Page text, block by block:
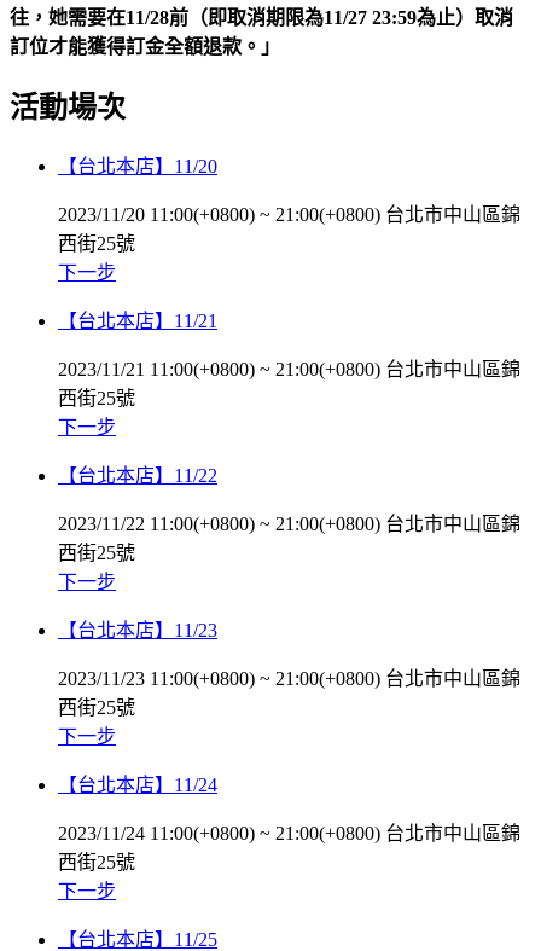
往，她需要在11/28前（即取消期限為11/27 23:59為止）取消
訂位才能獲得訂金全額退款。」
活動場次
【台北本店】11/20
2023/11/20 11:00(+0800) ~ 21:00(+0800) 台北市中山區錦
西街25號
下一步
【台北本店】11/21
2023/11/21 11:00(+0800) ~ 21:00(+0800) 台北市中山區錦
西街25號
下一步
【台北本店】11/22
2023/11/22 11:00(+0800) ~ 21:00(+0800) 台北市中山區錦
西街25號
下一步
【台北本店】11/23
2023/11/23 11:00(+0800) ~ 21:00(+0800) 台北市中山區錦
西街25號
下一步
【台北本店】11/24
2023/11/24 11:00(+0800) ~ 21:00(+0800) 台北市中山區錦
西街25號
下一步
【台北本店】11/25